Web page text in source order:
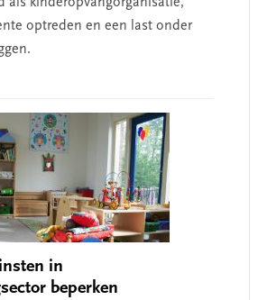
optreden en een last onder
in
beperken